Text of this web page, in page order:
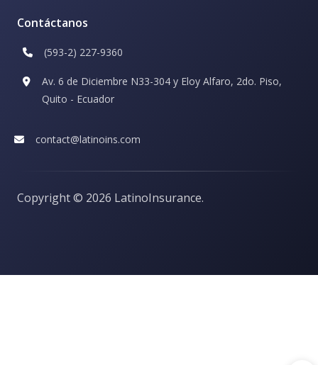
Contáctanos
(593-2) 227-9360
Av. 6 de Diciembre N33-304 y Eloy Alfaro, 2do. Piso,
Quito - Ecuador
contact@latinoins.com
Copyright © 2026 LatinoInsurance.